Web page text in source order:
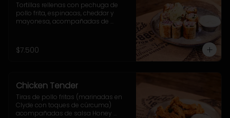
Tortillas rellenas con pechuga de
pollo frita, espinacas, cheddar y
mayonesa, acompañadas de
$7.500
Chicken Tender
Tiras de pollo fritas (marinadas en
Clyde con toques de cúrcuma)
acompañadas de salsa Honey